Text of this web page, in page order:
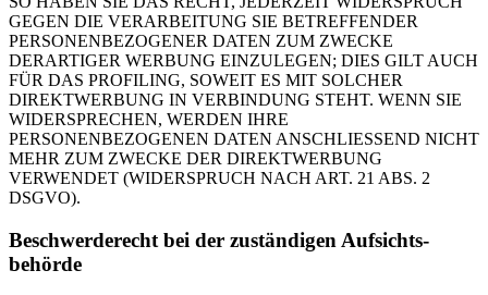
GEGEN DIE VERARBEITUNG SIE BETREFFENDER
PERSONENBEZOGENER DATEN ZUM ZWECKE
DERARTIGER WERBUNG EINZULEGEN; DIES GILT AUCH
FÜR DAS PROFILING, SOWEIT ES MIT SOLCHER
DIREKTWERBUNG IN VERBINDUNG STEHT. WENN SIE
WIDERSPRECHEN, WERDEN IHRE
PERSONENBEZOGENEN DATEN ANSCHLIESSEND NICHT
MEHR ZUM ZWECKE DER DIREKTWERBUNG
VERWENDET (WIDERSPRUCH NACH ART. 21 ABS. 2
DSGVO).
Beschwerde­recht bei der zuständigen Aufsichts­
behörde